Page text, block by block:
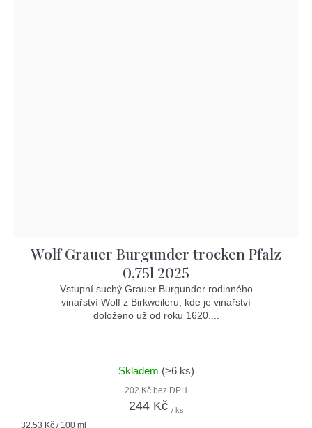
Wolf Grauer Burgunder trocken Pfalz
0,75l 2025
Vstupní suchý Grauer Burgunder rodinného
vinařství Wolf z Birkweileru, kde je vinařství
doloženo už od roku 1620....
Skladem (>6 ks)
202 Kč bez DPH
244 Kč / ks
Měrná
32,53 Kč / 100 ml